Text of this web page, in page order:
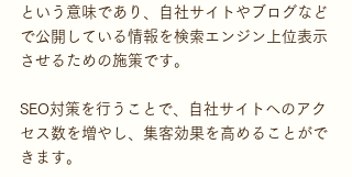
という意味であり、自社サイトやブログなど
で公開している情報を検索エンジン上位表示
させるための施策です。
SEO対策を行うことで、自社サイトへのアク
セス数を増やし、集客効果を高めることがで
きます。